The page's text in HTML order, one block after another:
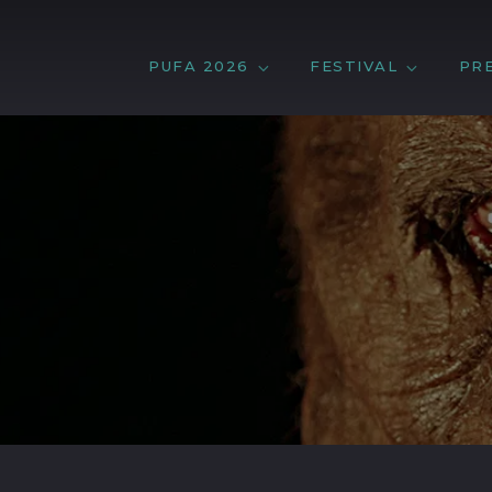
PUFA 2026 FESTIVAL